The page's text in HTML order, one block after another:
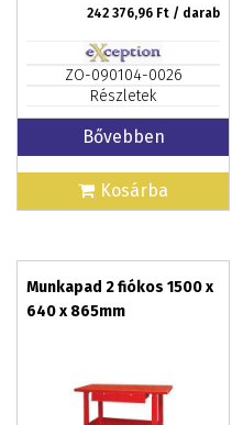
242 376,96 Ft / darab
ZO-090104-0026
Részletek
Bővebben
Kosárba
Munkapad 2 fiókos 1500 x
640 x 865mm